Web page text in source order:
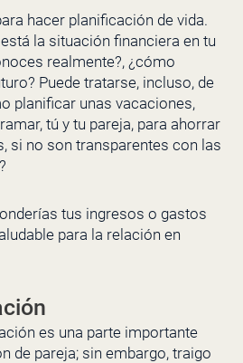
hacer planificación de vida.
la situación financiera en tu
realmente?, ¿cómo
Puede tratarse, incluso, de
planificar unas vacaciones,
tú y tu pareja, para ahorrar
si no son transparentes con las
tus ingresos o gastos
para la relación en
es una parte importante
de pareja; sin embargo, traigo